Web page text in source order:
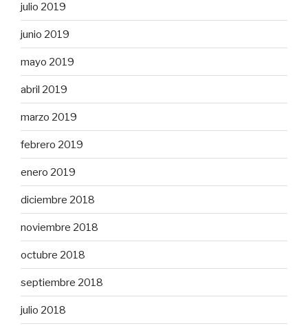
julio 2019
junio 2019
mayo 2019
abril 2019
marzo 2019
febrero 2019
enero 2019
diciembre 2018
noviembre 2018
octubre 2018
septiembre 2018
julio 2018